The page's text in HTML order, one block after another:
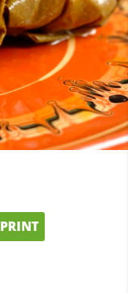
PRINT